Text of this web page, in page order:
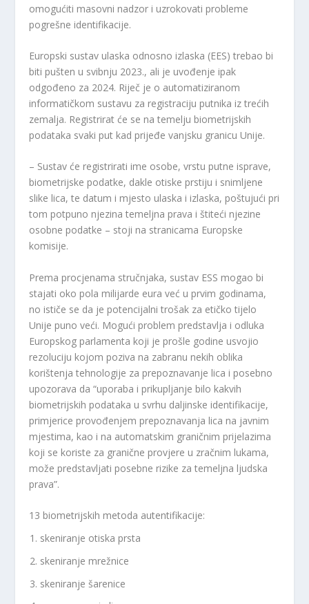
omogućiti masovni nadzor i uzrokovati probleme
pogrešne identifikacije.
Europski sustav ulaska odnosno izlaska (EES) trebao bi
biti pušten u svibnju 2023., ali je uvođenje ipak
odgođeno za 2024. Riječ je o automatiziranom
informatičkom sustavu za registraciju putnika iz trećih
zemalja. Registrirat će se na temelju biometrijskih
podataka svaki put kad prijeđe vanjsku granicu Unije.
– Sustav će registrirati ime osobe, vrstu putne isprave,
biometrijske podatke, dakle otiske prstiju i snimljene
slike lica, te datum i mjesto ulaska i izlaska, poštujući pri
tom potpuno njezina temeljna prava i štiteći njezine
osobne podatke – stoji na stranicama Europske
komisije.
Prema procjenama stručnjaka, sustav ESS mogao bi
stajati oko pola milijarde eura već u prvim godinama,
no ističe se da je potencijalni trošak za etičko tijelo
Unije puno veći. Mogući problem predstavlja i odluka
Europskog parlamenta koji je prošle godine usvojio
rezoluciju kojom poziva na zabranu nekih oblika
korištenja tehnologije za prepoznavanje lica i posebno
upozorava da “uporaba i prikupljanje bilo kakvih
biometrijskih podataka u svrhu daljinske identifikacije,
primjerice provođenjem prepoznavanja lica na javnim
mjestima, kao i na automatskim graničnim prijelazima
koji se koriste za granične provjere u zračnim lukama,
može predstavljati posebne rizike za temeljna ljudska
prava”.
13 biometrijskih metoda autentifikacije:
skeniranje otiska prsta
skeniranje mrežnice
skeniranje šarenice